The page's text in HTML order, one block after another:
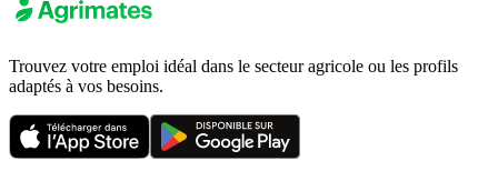
Trouvez votre emploi idéal dans le secteur agricole ou les profils
adaptés à vos besoins.